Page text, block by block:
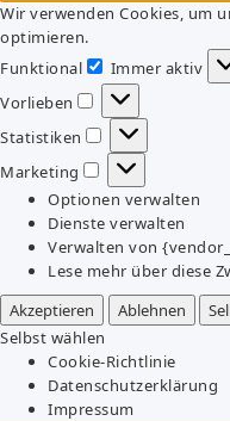
Wir verwenden Cookies, um
optimieren.
Funktional
Funktional
Immer aktiv
Vorlieben
Vorlieben
Statistiken
Statistiken
Marketing
Marketing
Optionen verwalten
Dienste verwalten
Verwalten von
Lese mehr über diese
Akzeptieren
Ablehnen
Selbst wählen
Cookie-Richtlinie
Datenschutzerklärung
Impressum